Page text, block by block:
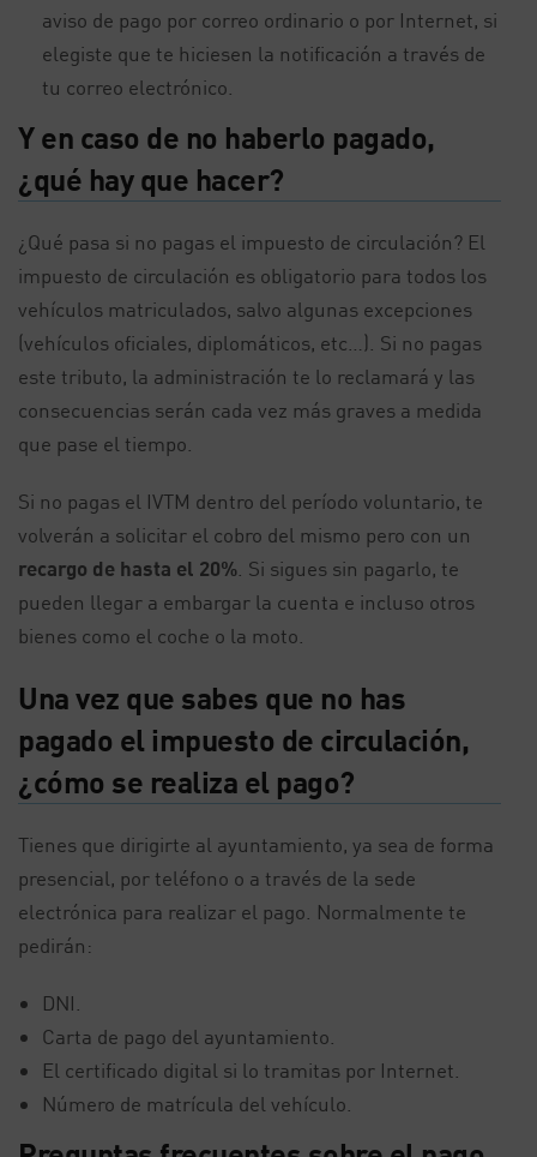
aviso de pago por correo ordinario o por Internet, si
elegiste que te hiciesen la notificación a través de
tu correo electrónico.
Y en caso de no haberlo pagado,
¿qué hay que hacer?
¿Qué pasa si no pagas el impuesto de circulación? El
impuesto de circulación es obligatorio para todos los
vehículos matriculados, salvo algunas excepciones
(vehículos oficiales, diplomáticos, etc…). Si no pagas
este tributo, la administración te lo reclamará y las
consecuencias serán cada vez más graves a medida
que pase el tiempo.
Si no pagas el IVTM dentro del período voluntario, te
volverán a solicitar el cobro del mismo pero con un
recargo de hasta el 20% . Si sigues sin pagarlo, te
pueden llegar a embargar la cuenta e incluso otros
bienes como el coche o la moto.
Una vez que sabes que no has
pagado el impuesto de circulación,
¿cómo se realiza el pago?
Tienes que dirigirte al ayuntamiento, ya sea de forma
presencial, por teléfono o a través de la sede
electrónica para realizar el pago. Normalmente te
pedirán:
DNI.
Carta de pago del ayuntamiento.
El certificado digital si lo tramitas por Internet.
Número de matrícula del vehículo.